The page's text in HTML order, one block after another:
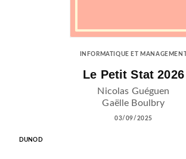
INFORMATIQUE ET MANAGEMENT
Le Petit Stat 2026
Nicolas Guéguen
Gaëlle Boulbry
03/09/2025
DUNOD